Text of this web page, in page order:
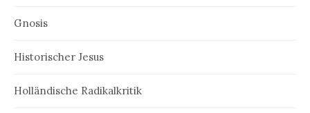
Gnosis
Historischer Jesus
Holländische Radikalkritik